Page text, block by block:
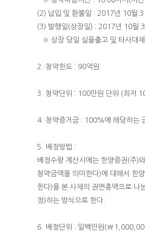
(2) 납입 및 환불일 : 2017년 10월
(3) 발행일(상장일) : 2017년 10월
※ 상장 당일 실물출고 및 타사대
2. 청약한도 : 90억원
3. 청약단위 : 100만원 단위 (최저
4. 청약증거금 : 100%에 해당하는
5. 배정방법 :
배정수량 계산시에는 한양증권(주)
청약금액을 의미한다)에 대해서 한
한다)을 본 사채의 권면총액으로 나
정)하는 방식으로 한다.
6. 배정단위 : 일백만원